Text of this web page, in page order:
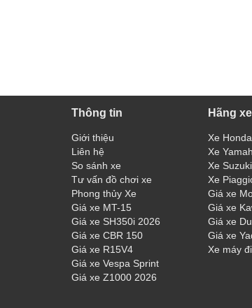
Thông tin
Giới thiệu
Liên hệ
So sánh xe
Tư vấn đồ chơi xe
Phong thủy Xe
Giá xe MT-15
Giá xe SH350i 2026
Giá xe CBR 150
Giá xe R15V4
Giá xe Vespa Sprint
Giá xe Z1000 2026
Hãng xe
Xe Honda
Xe
Xe Suzuki
Xe
Giá xe
Giá xe
Giá xe
Giá xe
Xe máy